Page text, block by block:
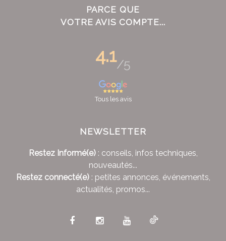
PARCE QUE
VOTRE AVIS COMPTE...
4.1/5
Tous les avis
NEWSLETTER
Restez Informé(e): conseils, infos techniques,
nouveautés...
Restez connecté(e): petites annonces, événements,
actualités, promos...